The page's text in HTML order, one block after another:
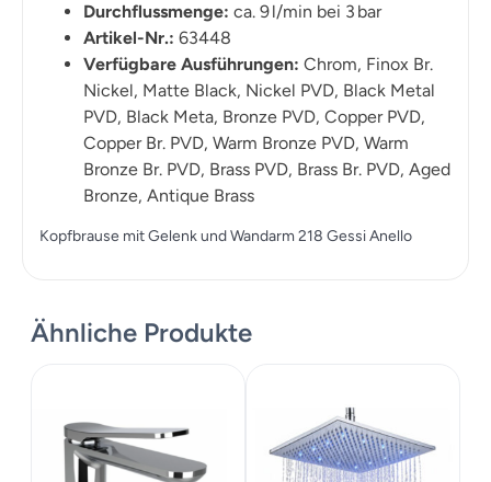
Durchflussmenge: ca. 9 l/min bei 3 bar
Artikel-Nr.: 63448
Verfügbare Ausführungen: Chrom, Finox Br.
Nickel, Matte Black, Nickel PVD, Black Metal
PVD, Black Meta, Bronze PVD, Copper PVD,
Copper Br. PVD, Warm Bronze PVD, Warm
Bronze Br. PVD, Brass PVD, Brass Br. PVD, Aged
Bronze, Antique Brass
Kopfbrause mit Gelenk und Wandarm 218 Gessi Anello
Ähnliche Produkte